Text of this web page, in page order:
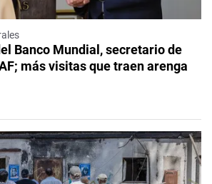
Banco Mundial, secretario de
más visitas que traen arenga